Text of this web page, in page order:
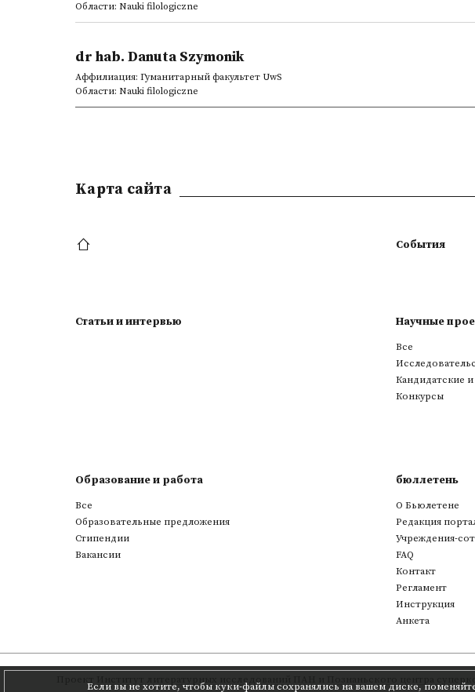
Области: Nauki filologiczne
dr hab. Danuta Szymonik
Аффилиация: Гуманитарный факультет UwS
Области: Nauki filologiczne
Если вы не хотите, чтобы куки-файлы сохранялись на вашем диске,
Kарта сайта
События
Статьи и интервью Научные
Все
Кандидатские
Конкурсы
Образование и работа
Все
Образовательные предложения
Стипендии
Вакансии
бюллетень
О Бьюлетене
Редакция
Учреждения-
FAQ
Контакт
Регламент
Инструкция
Анкета
Институт литературных исследований ПАН Познаньского центра